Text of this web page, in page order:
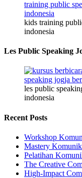
kids training
indonesia
Les Public Speaking
les public
indonesia
Recent Posts
Workshop
Mastery
Pelatihan
The Creative
High-Impact